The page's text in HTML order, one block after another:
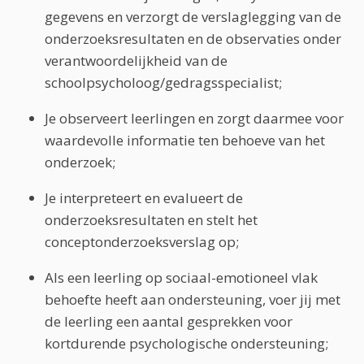
gegevens en verzorgt de verslaglegging van de
onderzoeksresultaten en de observaties onder
verantwoordelijkheid van de
schoolpsycholoog/gedragsspecialist;
Je observeert leerlingen en zorgt daarmee voor
waardevolle informatie ten behoeve van het
onderzoek;
Je interpreteert en evalueert de
onderzoeksresultaten en stelt het
conceptonderzoeksverslag op;
Als een leerling op sociaal-emotioneel vlak
behoefte heeft aan ondersteuning, voer jij met
de leerling een aantal gesprekken voor
kortdurende psychologische ondersteuning;